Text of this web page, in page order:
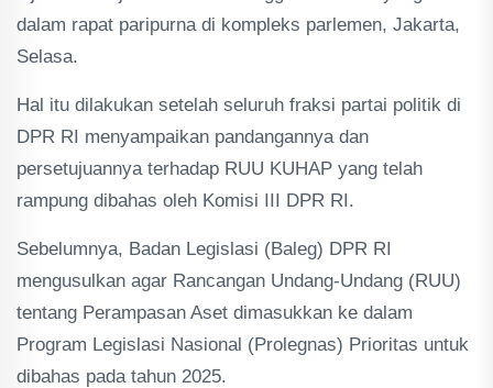
dalam rapat paripurna di kompleks parlemen, Jakarta,
Selasa.
Hal itu dilakukan setelah seluruh fraksi partai politik di
DPR RI menyampaikan pandangannya dan
persetujuannya terhadap RUU KUHAP yang telah
rampung dibahas oleh Komisi III DPR RI.
Sebelumnya, Badan Legislasi (Baleg) DPR RI
mengusulkan agar Rancangan Undang-Undang (RUU)
tentang Perampasan Aset dimasukkan ke dalam
Program Legislasi Nasional (Prolegnas) Prioritas untuk
dibahas pada tahun 2025.